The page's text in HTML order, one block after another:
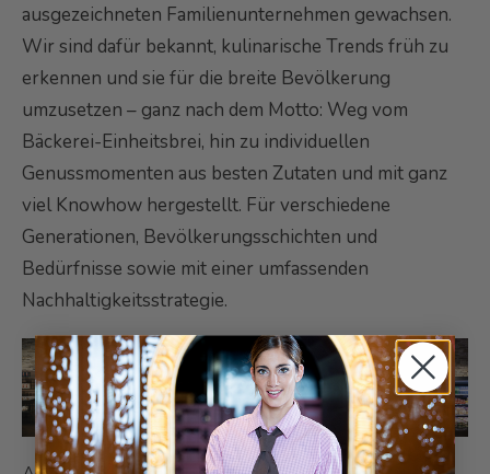
ausgezeichneten Familienunternehmen gewachsen.
Wir sind dafür bekannt, kulinarische Trends früh zu
erkennen und sie für die breite Bevölkerung
umzusetzen – ganz nach dem Motto: Weg vom
Bäckerei-Einheitsbrei, hin zu individuellen
Genussmomenten aus besten Zutaten und mit ganz
viel Knowhow hergestellt. Für verschiedene
Generationen, Bevölkerungsschichten und
Bedürfnisse sowie mit einer umfassenden
Nachhaltigkeitsstrategie.